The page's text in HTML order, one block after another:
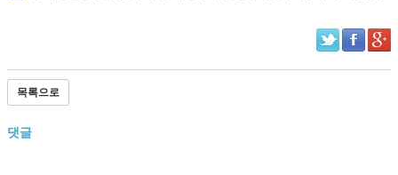
목록으로
댓글